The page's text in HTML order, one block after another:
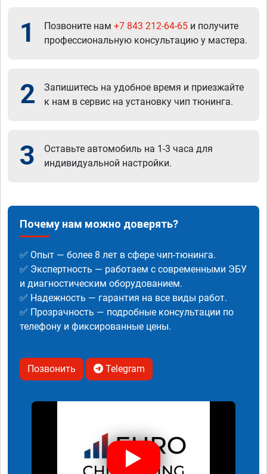
1 Позвоните нам +7 843 212-64-65 и получите
профессиональную консультацию у мастера.
2
Запишитесь на удобное время и приезжайте
к нам в сервис на установку чип тюнинга.
3
Оставьте автомобиль на 1-3 часа для
индивидуальной настройки.
Почему нам можно доверять?
✅ Опыт — более 8 лет в сфере чип-тюнинга.
✅ Экспертность — работаем с современными ЭБУ
и диагностическим оборудованием.
✅ Надежность — гарантия на все виды работ.
✅ Прозрачность — подробные консультации по
телефону и фиксированные цены.
Позвонить Telegram